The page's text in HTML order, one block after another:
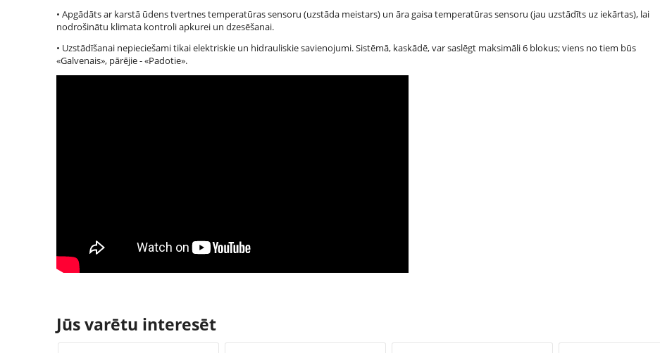
• Apgādāts ar karstā ūdens tvertnes temperatūras sensoru (uzstāda meistars) un āra gaisa temperatūras sensoru (jau uzstādīts uz iekārtas), lai
nodrošinātu klimata kontroli apkurei un dzesēšanai.
• Uzstādīšanai nepieciešami tikai elektriskie un hidrauliskie savienojumi. Sistēmā, kaskādē, var saslēgt maksimāli 6 blokus; viens no tiem būs
«Galvenais», pārējie - «Padotie».
Jūs varētu interesēt